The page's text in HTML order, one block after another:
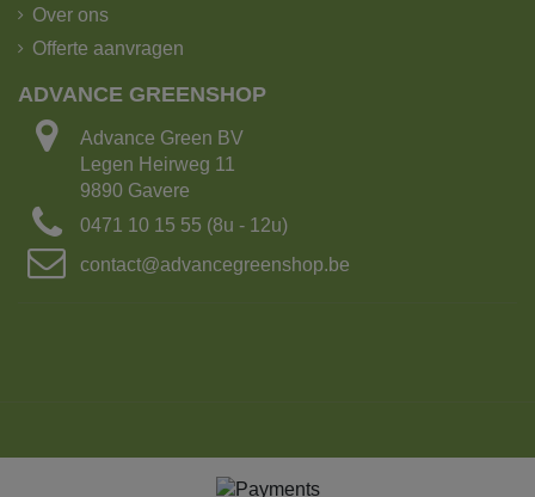
Over ons
Offerte aanvragen
ADVANCE GREENSHOP
Advance Green BV
Legen Heirweg 11
9890 Gavere
0471 10 15 55 (8u - 12u)
contact@advancegreenshop.be